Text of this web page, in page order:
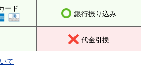
ード
銀行振り込み
代金引換
て